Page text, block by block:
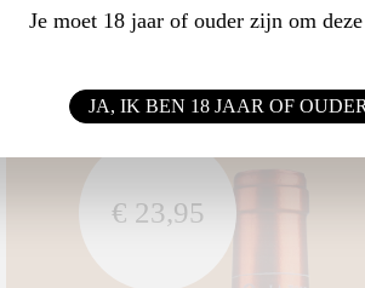
fruitige en geroosterde tonen!
€ 23,95
Je moet 18 jaar of ouder zijn om
JA, IK BEN 18 JAAR OF OUDER